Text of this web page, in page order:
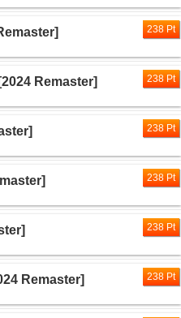
238 Pt
Remaster] 238 Pt
238 Pt
238 Pt
238 Pt
Remaster] 238 Pt